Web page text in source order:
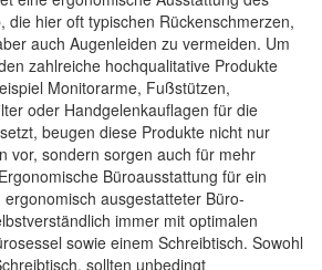
die hier oft typischen Rückenschmerzen,
auch Augenleiden zu vermeiden. Um
zahlreiche hochqualitative Produkte
Monitorarme, Fußstützen,
oder Handgelenkauflagen für die
beugen diese Produkte nicht nur
vor, sondern sorgen auch für mehr
Büroausstattung für ein
ausgestatteter Büro-
immer mit optimalen
sowie einem Schreibtisch. Sowohl
sollten unbedingt